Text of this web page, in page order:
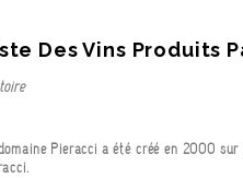
Des Vins Produits
Pieracci a été créé en 2000